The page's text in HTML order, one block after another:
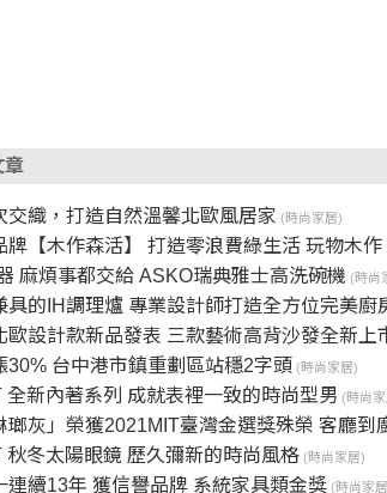
章
交織，打造自然溫馨北歐風居家 (時尚家居)
牌【木作森活】 打造零浪費綠生活 玩物木作
麻煩事都交給 ASKO瑞典雅士高洗碗機 (時尚
具的IH調理爐 專業設計師打造全方位完美廚
歐設計款新品發表 三款藝術高背沙發全新上
30% 台中港市鎮重劃區站穩2字頭 (時尚家居)
全新內著系列 成就表裡一致的時尚型男 (時尚
瑯灰」榮獲2021MIT臺灣金選獎殊榮 客廳到
秋冬太陽眼鏡 歷久彌新的時尚風格 (時尚家居)
連續13年 獲信譽品牌 系統家具類金獎 (時尚家